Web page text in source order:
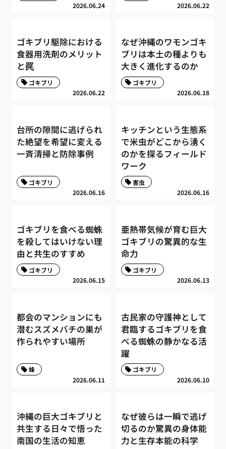
2026.06.24 2026.06.22
ゴキブリ駆除における
食器用洗剤のメリット
と罠
2026.06.22
ゴキブリ
なぜ沖縄のワモンゴキ
ブリは本土の種よりも
大きく進化するのか
2026.06.18
ゴキブリ
台所の隙間に逃げられ
た絶望を希望に変える
一斉清掃と防除事例
2026.06.16
ゴキブリ
キッチンという生態系
で米虫がどこから湧く
のかを探るフィールド
ワーク
2026.06.16
害虫
ゴキブリを食べる蜘蛛
を殺してはいけない理
由と共生のすすめ
2026.06.15
ゴキブリ
亜熱帯気候が育む巨大
ゴキブリの驚異的な生
命力
2026.06.13
ゴキブリ
都会のマンションにも
潜むスズメバチの巣が
作られやすい場所
2026.06.11
蜂
古民家の守護神として
君臨するゴキブリを食
べる蜘蛛の静かなる活
躍
2026.06.10
ゴキブリ
沖縄の巨大ゴキブリと
共生する日々で悟った
南国の生活の知恵
なぜ彼らは一瞬で逃げ
切るのか驚異の身体能
力と生存本能の科学